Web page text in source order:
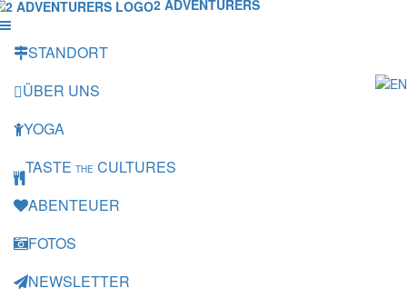
2 ADVENTURERS
STANDORT
ÜBER UNS
YOGA
TASTE THE CULTURES
ABENTEUER
FOTOS
NEWSLETTER